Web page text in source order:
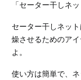
「セーター干しネッ
セーター干しネッ
燥させるためのア
よ。
使い方は簡単で、